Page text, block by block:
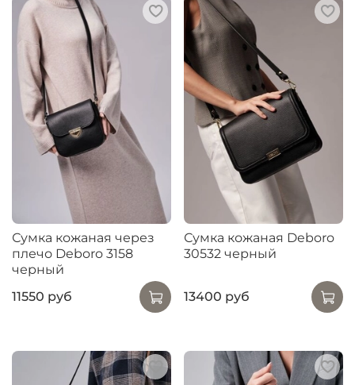
Сумка кожаная через
плечо Deboro 3158
черный
11550 руб
Сумка кожаная Deboro
30532 черный
13400 руб